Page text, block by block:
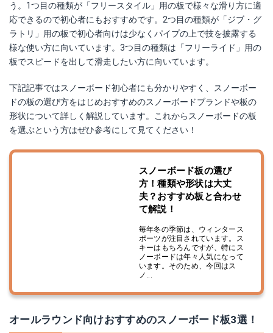
う。1つ目の種類が「フリースタイル」用の板で様々な滑り方に適
応できるので初心者にもおすすめです。2つ目の種類が「ジブ・グ
ラトリ」用の板で初心者向けは少なくパイプの上で技を披露する
様な使い方に向いています。3つ目の種類は「フリーライド」用の
板でスピードを出して滑走したい方に向いています。
下記記事ではスノーボード初心者にも分かりやすく、スノーボー
ドの板の選び方をはじめおすすめのスノーボードブランドや板の
形状について詳しく解説しています。これからスノーボードの板
を選ぶという方はぜひ参考にして見てください！
スノーボード板の選び
方！種類や形状は大丈
夫？おすすめ板と合わせ
て解説！
毎年冬の季節は、ウィンタース
ポーツが注目されています。ス
キーはもちろんですが、特にス
ノーボードは年々人気になって
います。そのため、今回はス
ノ...
オールラウンド向けおすすめのスノーボード板3選！